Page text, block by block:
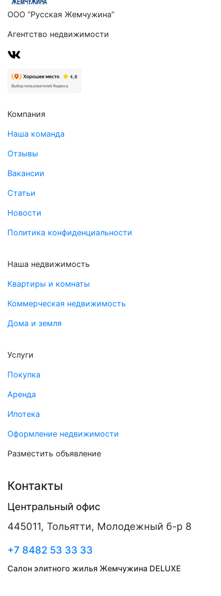
ООО “Русская Жемчужина”
Агентство недвижимости
Компания
Наша команда
Отзывы
Вакансии
Статьи
Новости
Политика конфиденциальности
Наша недвижимость
Квартиры и комнаты
Коммерческая недвижимость
Дома и земля
Услуги
Покупка
Аренда
Ипотека
Оформление недвижимости
Разместить объявление
Контакты
Центральный офис
445011, Тольятти, Молодежный б-р 8
+7 8482 53 33 33
Салон элитного жилья Жемчужина DELUXE